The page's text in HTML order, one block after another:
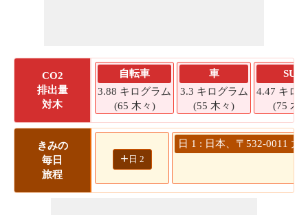
CO2
排出量
対木
自転車
3.88 キログラム
(65 木々)
車
3.3 キログラム
(55 木々)
SUV
4.47 キロ
(75 木
きみの
毎日
旅程
+ 日 2
日 1 : 日本、〒532-0011